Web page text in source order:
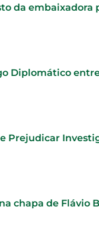
da embaixadora
Diplomático
Prejudicar
chapa de Flávio